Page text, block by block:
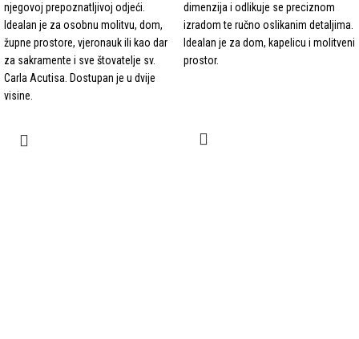
njegovoj prepoznatljivoj odjeći.
Idealan je za osobnu molitvu, dom,
župne prostore, vjeronauk ili kao dar
za sakramente i sve štovatelje sv.
Carla Acutisa. Dostupan je u dvije
visine.
dimenzija i odlikuje se preciznom
izradom te ručno oslikanim detaljima.
Idealan je za dom, kapelicu i molitveni
prostor.